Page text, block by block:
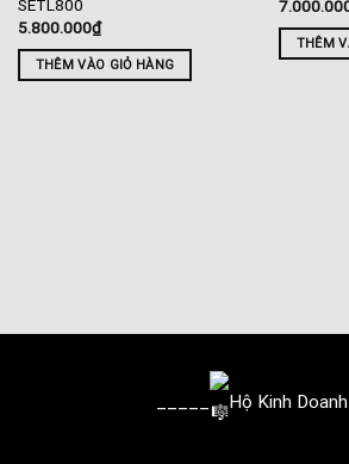
SETL800
5.800.000₫
THÊM VÀO GIỎ HÀNG
THÊM
Hộ Kinh